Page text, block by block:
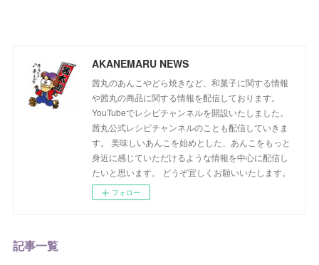
AKANEMARU NEWS
茜丸のあんこやどら焼きなど、和菓子に関する情報
や茜丸の商品に関する情報を配信しております。
YouTubeでレシピチャンネルを開設いたしました。
茜丸公式レシピチャンネルのことも配信していきま
す。 美味しいあんこを始めとした、あんこをもっと
身近に感じていただけるような情報を中心に配信し
たいと思います。 どうぞ宜しくお願いいたします。
フォロー
記事一覧